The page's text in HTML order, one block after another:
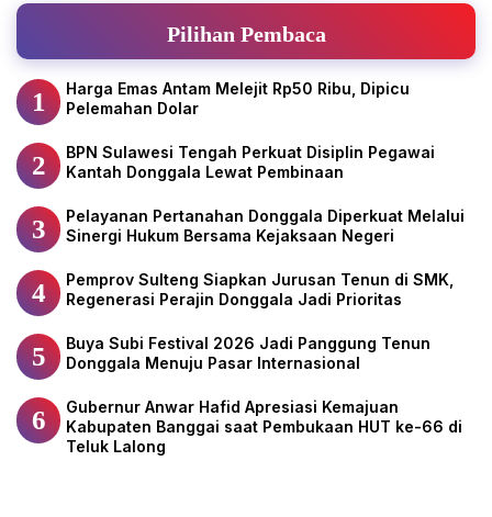
Pilihan Pembaca
1
Harga Emas Antam Melejit Rp50 Ribu, Dipicu
Pelemahan Dolar
2
BPN Sulawesi Tengah Perkuat Disiplin Pegawai
Kantah Donggala Lewat Pembinaan
3
Pelayanan Pertanahan Donggala Diperkuat Melalui
Sinergi Hukum Bersama Kejaksaan Negeri
4
Pemprov Sulteng Siapkan Jurusan Tenun di SMK,
Regenerasi Perajin Donggala Jadi Prioritas
5
Buya Subi Festival 2026 Jadi Panggung Tenun
Donggala Menuju Pasar Internasional
6
Gubernur Anwar Hafid Apresiasi Kemajuan
Kabupaten Banggai saat Pembukaan HUT ke-66 di
Teluk Lalong